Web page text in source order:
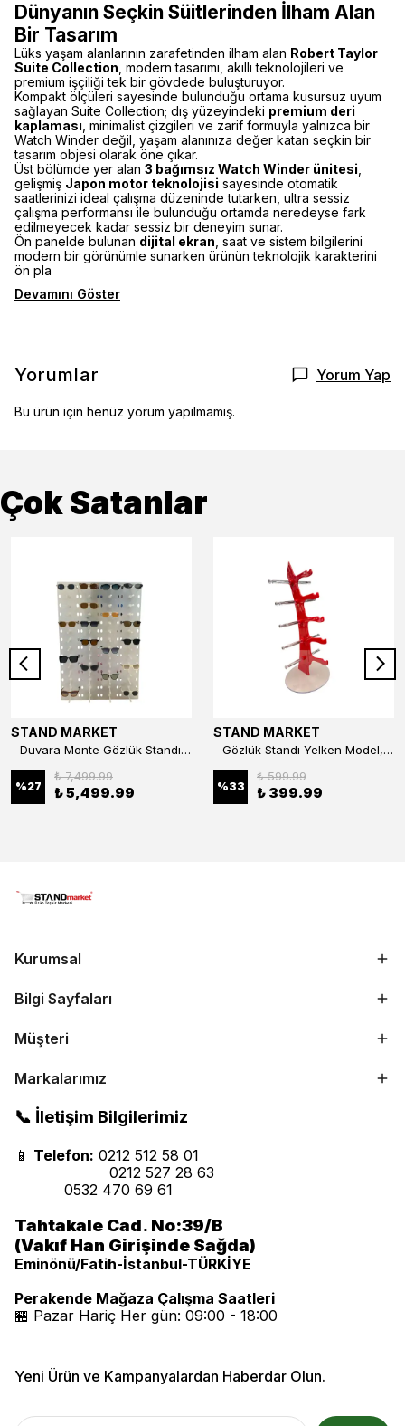
Dünyanın Seçkin Süitlerinden İlham Alan
Bir Tasarım
Lüks yaşam alanlarının zarafetinden ilham alan Robert Taylor
Suite Collection , modern tasarımı, akıllı teknolojileri ve
premium işçiliği tek bir gövdede buluşturuyor.
Kompakt ölçüleri sayesinde bulunduğu ortama kusursuz uyum
sağlayan Suite Collection; dış yüzeyindeki premium deri
kaplaması , minimalist çizgileri ve zarif formuyla yalnızca bir
Watch Winder değil, yaşam alanınıza değer katan seçkin bir
tasarım objesi olarak öne çıkar.
Üst bölümde yer alan 3 bağımsız Watch Winder ünitesi
gelişmiş Japon motor teknolojisi sayesinde otomatik
saatlerinizi ideal çalışma düzeninde tutarken, ultra sessiz
çalışma performansı ile bulunduğu ortamda neredeyse fark
edilmeyecek kadar sessiz bir deneyim sunar.
Ön panelde bulunan dijital ekran , saat ve sistem bilgilerini
modern bir görünümle sunarken ürünün teknolojik karakterini
ön pla
Devamını Göster
Yorumlar Yorum Yap
Bu ürün için henüz yorum yapılmamış.
Çok Satanlar
STAND MARKET
- Duvara Monte Gözlük Standı 56'li Pleksi Glass | 99x67 cm Gözlük Teşhir Standı
%27
₺ 7,499.99
₺ 5,499.99
STAND MARKET
- Gözlük Standı Yelken Model, 5 Gözlük Kapasiteli Standı Kırmızı
%33
₺ 599.99
₺ 399.99
Kurumsal
Bilgi Sayfaları
Müşteri
Markalarımız
📞 İletişim Bilgilerimiz
📱 Telefon: 0212 512 58 01
0212 527 28 63
0532 470 69 61
Tahtakale Cad. No:39/B
(Vakıf Han Girişinde Sağda)
Eminönü/Fatih-İstanbul-TÜRKİYE
Perakende Mağaza Çalışma Saatleri
🏪 Pazar Hariç Her gün: 09:00 - 18:00
Yeni Ürün ve Kampanyalardan Haberdar Olun.